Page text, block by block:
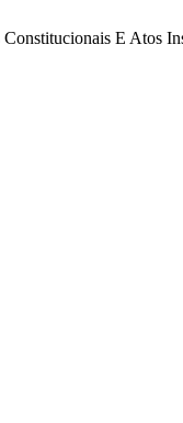
Constitucionais E Atos